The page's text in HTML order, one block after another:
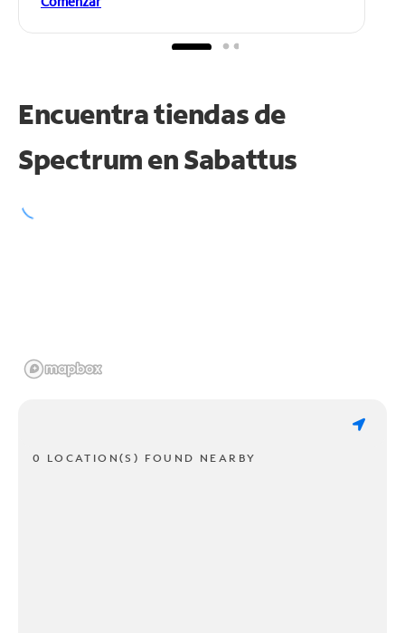
Encuentra tiendas de
Spectrum enSabattus
0 LOCATION(S) FOUND NEARBY